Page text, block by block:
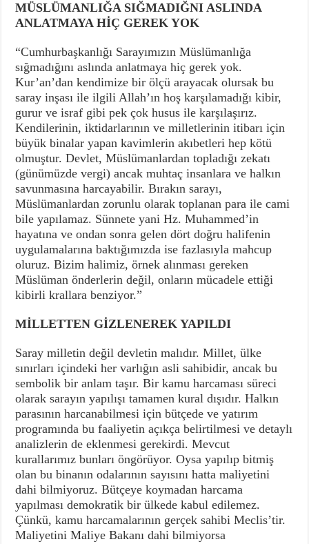
MÜSLÜMANLIĞA SIĞMADIĞNI ASLINDA
ANLATMAYA HİÇ GEREK YOK
“Cumhurbaşkanlığı Sarayımızın Müslümanlığa
sığmadığını aslında anlatmaya hiç gerek yok.
Kur’an’dan kendimize bir ölçü arayacak olursak bu
saray inşası ile ilgili Allah’ın hoş karşılamadığı kibir,
gurur ve israf gibi pek çok husus ile karşılaşırız.
Kendilerinin, iktidarlarının ve milletlerinin itibarı için
büyük binalar yapan kavimlerin akıbetleri hep kötü
olmuştur. Devlet, Müslümanlardan topladığı zekatı
(günümüzde vergi) ancak muhtaç insanlara ve halkın
savunmasına harcayabilir. Bırakın sarayı,
Müslümanlardan zorunlu olarak toplanan para ile cami
bile yapılamaz. Sünnete yani Hz. Muhammed’in
hayatına ve ondan sonra gelen dört doğru halifenin
uygulamalarına baktığımızda ise fazlasıyla mahcup
oluruz. Bizim halimiz, örnek alınması gereken
Müslüman önderlerin değil, onların mücadele ettiği
kibirli krallara benziyor.”
MİLLETTEN GİZLENEREK YAPILDI
Saray milletin değil devletin malıdır. Millet, ülke
sınırları içindeki her varlığın asli sahibidir, ancak bu
sembolik bir anlam taşır. Bir kamu harcaması süreci
olarak sarayın yapılışı tamamen kural dışıdır. Halkın
parasının harcanabilmesi için bütçede ve yatırım
programında bu faaliyetin açıkça belirtilmesi ve detaylı
analizlerin de eklenmesi gerekirdi. Mevcut
kurallarımız bunları öngörüyor. Oysa yapılıp bitmiş
olan bu binanın odalarının sayısını hatta maliyetini
dahi bilmiyoruz. Bütçeye koymadan harcama
yapılması demokratik bir ülkede kabul edilemez.
Çünkü, kamu harcamalarının gerçek sahibi Meclis’tir.
Maliyetini Maliye Bakanı dahi bilmiyorsa